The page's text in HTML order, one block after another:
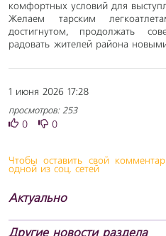
комфортных условий для
Желаем тарским
достигнутом, продолжать
радовать жителей района
1 июня 2026 17:28
просмотров: 253
0 0
Чтобы оставить свой
одной из соц. сетей
Актуально